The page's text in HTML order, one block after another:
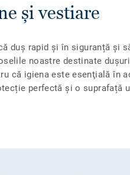
și vestiare
duș rapid și în siguranță și
noastre destinate
că igiena este esenţială în
perfectă și o suprafață